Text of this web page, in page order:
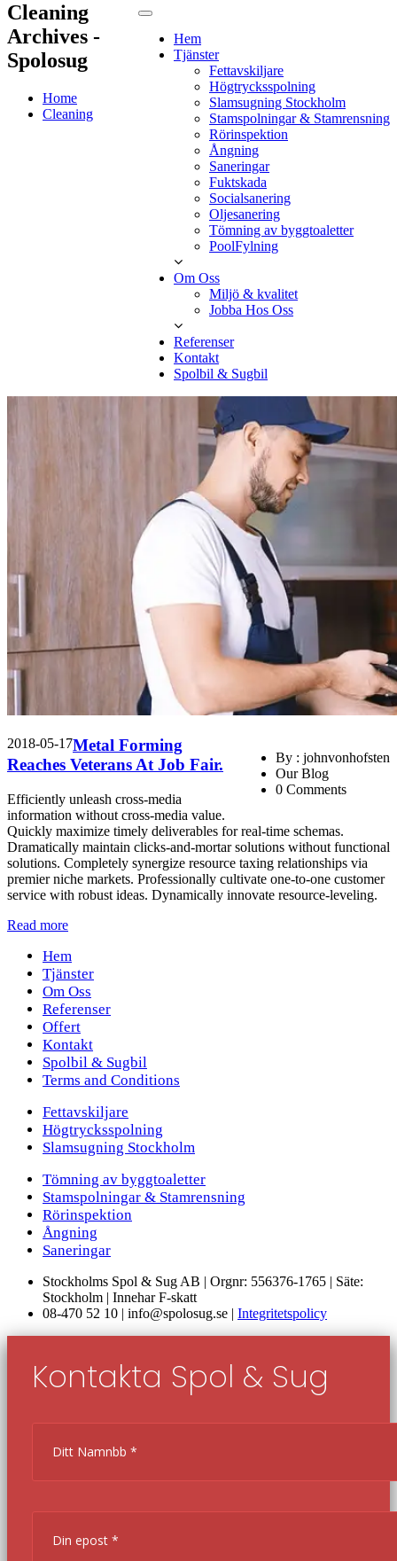
Hem
Tjänster
Fettavskiljare
Högtrycksspolning
Slamsugning Stockholm
Stamspolningar & Stamrensning
Rörinspektion
Ångning
Saneringar
Fuktskada
Socialsanering
Oljesanering
Tömning av byggtoaletter
PoolFylning
Om Oss
Miljö & kvalitet
Jobba Hos Oss
Referenser
Kontakt
Spolbil & Sugbil
Cleaning
Archives -
Spolosug
Home
Cleaning
2018-05-17
By : johnvonhofsten
Our Blog
0 Comments
Metal Forming
Reaches Veterans At Job Fair.
Efficiently unleash cross-media
information without cross-media value.
Quickly maximize timely deliverables for real-time schemas.
Dramatically maintain clicks-and-mortar solutions without functional
solutions. Completely synergize resource taxing relationships via
premier niche markets. Professionally cultivate one-to-one customer
service with robust ideas. Dynamically innovate resource-leveling.
Read more
Hem
Tjänster
Om Oss
Referenser
Offert
Kontakt
Spolbil & Sugbil
Terms and Conditions
Fettavskiljare
Högtrycksspolning
Slamsugning Stockholm
Tömning av byggtoaletter
Stamspolningar & Stamrensning
Rörinspektion
Ångning
Saneringar
Stockholms Spol & Sug AB | Orgnr: 556376-1765 | Säte:
Stockholm | Innehar F-skatt
08-470 52 10 | info@spolosug.se | Integritetspolicy
Kontakta Spol & Sug